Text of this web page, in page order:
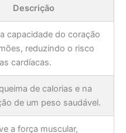
Descrição
capacidade do coração
reduzindo o risco
cardíacas.
de calorias e na
de um peso saudável.
a força muscular,